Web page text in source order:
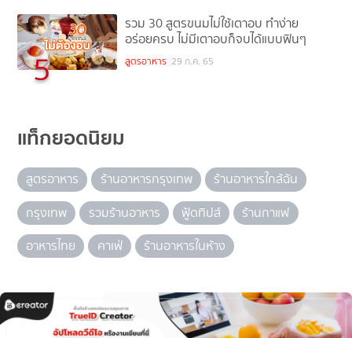
5
รวม 30 สูตรขนมไม่ใช้เตาอบ ทำง่าย
อร่อยครบ ไม่มีเตาอบก็จบได้แบบฟินๆ
สูตรอาหาร 29 ก.ค. 65
แท็กยอดนิยม
สูตรอาหาร ร้านอาหารกรุงเทพ
ร้านอาหารใกล้ฉัน
กรุงเทพ
รวมร้านอาหาร ฟู้ดทิปส์
ร้านกาแฟ
อาหารไทย
คาเฟ่ ร้านอาหารในห้าง